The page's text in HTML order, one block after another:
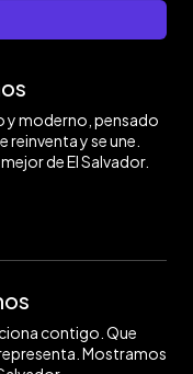
moderno, pensado
reinventa y se une.
de El Salvador.
contigo. Que
Mostramos